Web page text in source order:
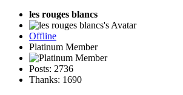
les rouges blancs
Offline
Platinum Member
Posts: 2736
Thanks: 1690